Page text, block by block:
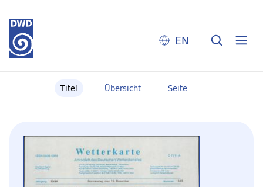
EN
Titel Übersicht Seite